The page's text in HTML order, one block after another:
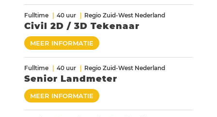
Fulltime 40 uur Regio Zuid-West Nederland
Civil 2D / 3D Tekenaar
MEER INFORMATIE
Fulltime 40 uur Regio Zuid-West Nederland
Senior Landmeter
MEER INFORMATIE